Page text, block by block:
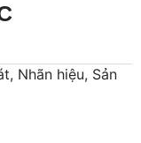
, Nhãn hiệu, Sản